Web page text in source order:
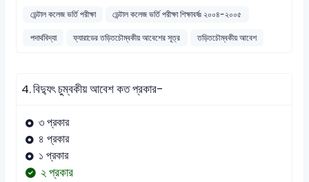
ডেন্টাল কলেজ ভর্তি পরীক্ষা
ডেন্টাল কলেজ ভর্তি পরীক্ষা শিক্ষাবর্ষঃ ২০০৪-২০০৫
পদার্থবিদ্যা
ফ্যারাডের তড়িতচৌম্বকীয় আবেশের সূত্র তড়িতচৌম্বকীয় আবেশ
4.বিদ্যুৎ চুম্বকীয় আবেশ কত প্রকার-
৩ প্রকার
৪ প্রকার
১ প্রকার
২ প্রকার